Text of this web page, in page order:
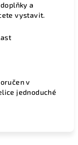
a
vystavit.
v
jednoduché